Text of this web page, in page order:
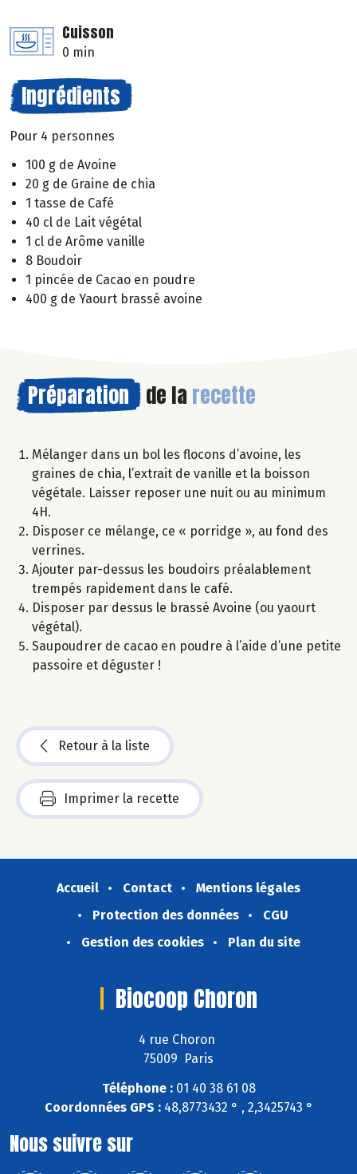
Cuisson
0 min
Ingrédients
Pour 4 personnes
100 g de Avoine
20 g de Graine de chia
1 tasse de Café
40 cl de Lait végétal
1 cl de Arôme vanille
8 Boudoir
1 pincée de Cacao en poudre
400 g de Yaourt brassé avoine
Préparation de la recette
Mélanger dans un bol les flocons d’avoine, les
graines de chia, l’extrait de vanille et la boisson
végétale. Laisser reposer une nuit ou au minimum
4H.
Disposer ce mélange, ce « porridge », au fond des
verrines.
Ajouter par-dessus les boudoirs préalablement
trempés rapidement dans le café.
Disposer par dessus le brassé Avoine (ou yaourt
végétal).
Saupoudrer de cacao en poudre à l’aide d’une petite
passoire et déguster !
Retour à la liste
Imprimer la recette
Accueil Contact
Mentions légales
Protection des données
CGU
Gestion des cookies
Plan du site
Biocoop Choron
4 rue Choron
75009 Paris
Téléphone :01 40 38 61 08
Coordonnées GPS :48,8773432 ° , 2,3425743 °
Nous suivre sur